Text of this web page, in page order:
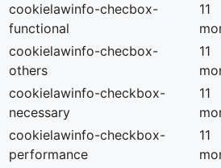
cookielawinfo-checbox-
functional
11
cookielawinfo-checbox-
others
11
cookielawinfo-checkbox-
necessary
11
cookielawinfo-checkbox-
performance
11